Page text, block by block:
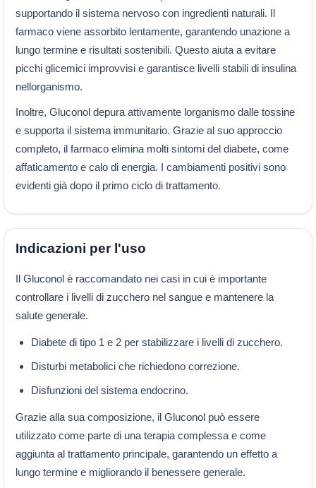
supportando il sistema nervoso con ingredienti naturali. Il
farmaco viene assorbito lentamente, garantendo unazione a
lungo termine e risultati sostenibili. Questo aiuta a evitare
picchi glicemici improvvisi e garantisce livelli stabili di insulina
nellorganismo.
Inoltre, Gluconol depura attivamente lorganismo dalle tossine
e supporta il sistema immunitario. Grazie al suo approccio
completo, il farmaco elimina molti sintomi del diabete, come
affaticamento e calo di energia. I cambiamenti positivi sono
evidenti già dopo il primo ciclo di trattamento.
Indicazioni per l'uso
Il Gluconol è raccomandato nei casi in cui è importante
controllare i livelli di zucchero nel sangue e mantenere la
salute generale.
Diabete di tipo 1 e 2 per stabilizzare i livelli di zucchero.
Disturbi metabolici che richiedono correzione.
Disfunzioni del sistema endocrino.
Grazie alla sua composizione, il Gluconol può essere
utilizzato come parte di una terapia complessa e come
aggiunta al trattamento principale, garantendo un effetto a
lungo termine e migliorando il benessere generale.